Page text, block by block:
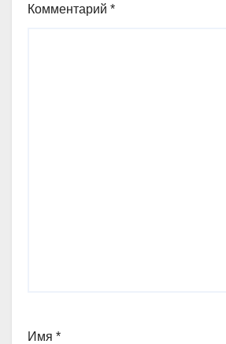
Комментарий *
Имя *